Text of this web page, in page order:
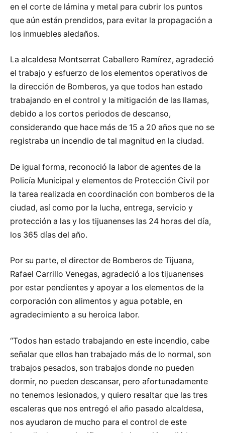
en el corte de lámina y metal para cubrir los puntos
que aún están prendidos, para evitar la propagación a
los inmuebles aledaños.
La alcaldesa Montserrat Caballero Ramírez, agradeció
el trabajo y esfuerzo de los elementos operativos de
la dirección de Bomberos, ya que todos han estado
trabajando en el control y la mitigación de las llamas,
debido a los cortos periodos de descanso,
considerando que hace más de 15 a 20 años que no se
registraba un incendio de tal magnitud en la ciudad.
De igual forma, reconoció la labor de agentes de la
Policía Municipal y elementos de Protección Civil por
la tarea realizada en coordinación con bomberos de la
ciudad, así como por la lucha, entrega, servicio y
protección a las y los tijuanenses las 24 horas del día,
los 365 días del año.
Por su parte, el director de Bomberos de Tijuana,
Rafael Carrillo Venegas, agradeció a los tijuanenses
por estar pendientes y apoyar a los elementos de la
corporación con alimentos y agua potable, en
agradecimiento a su heroica labor.
“Todos han estado trabajando en este incendio, cabe
señalar que ellos han trabajado más de lo normal, son
trabajos pesados, son trabajos donde no pueden
dormir, no pueden descansar, pero afortunadamente
no tenemos lesionados, y quiero resaltar que las tres
escaleras que nos entregó el año pasado alcaldesa,
nos ayudaron de mucho para el control de este